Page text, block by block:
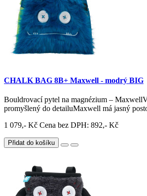
CHALK BAG 8B+ Maxwell - modrý BIG
Bouldrovací pytel na magnézium –
promyšlený do detailuMaxwell má jasný
1 079,- Kč Cena bez DPH: 892,- Kč
Přidat do košíku